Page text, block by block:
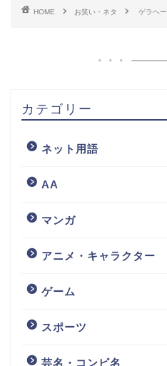
HOME お笑い・ネタ ゲラヘー
カテゴリー
ネット用語
AA
マンガ
アニメ・キャラクター
ゲーム
スポーツ
芸名・コンビ名